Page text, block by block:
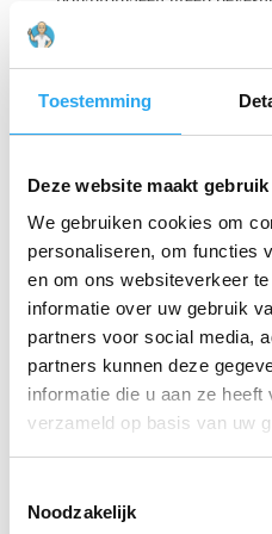
Toestemming
Deze website maakt
We gebruiken cookies om
personaliseren, om functies
en om ons websiteverkeer
informatie over uw gebruik
partners voor social media,
partners kunnen deze
informatie die u aan ze
verzameld op basis van uw
Noodzakelijk
blad zorgen ervoor dat u
schrapen op rvs-
uw apparatuur en verbetert
polypropyleen greep.
Afmetingen:205 x
Aansluiting:
voor stelen.
Reiniging:
steriliseren.